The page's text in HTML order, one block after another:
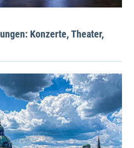
Konzerte, Theater,